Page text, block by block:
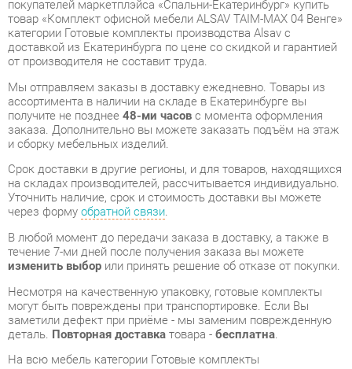
Мы отправляем заказы в доставку ежедневно. Товары из
ассортимента в наличии на складе в Екатеринбурге вы
получите не позднее48-ми часовс момента оформления
заказа. Дополнительно вы можете заказать подъём на этаж
Срок доставки в другие регионы, и для товаров, находящихся
на складах производителей, рассчитывается индивидуально.
Уточнить наличие, срок и стоимость доставки вы можете
через формуобратной связи.
В любой момент до передачи заказа в доставку, а также в
течение 7-ми дней после получения заказа вы можете
изменить выборили принять решение об отказе от покупки.
Несмотря на качественную упаковку, готовые комплекты
могут быть повреждены при транспортировке. Если Вы
заметили дефект при приёме - мы заменим поврежденную
деталь.Повторная доставкатовара -бесплатна.
распространяетсягарантия 1 год, а на некоторые модели – 2
года с момента приобретения.
Комплект офисной мебели ALSAV TAIM-MAX 04 Венге
современному государственному стандарту.